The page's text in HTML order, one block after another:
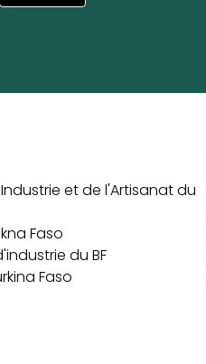
et de l'Artisanat du
Faso
du BF
Faso